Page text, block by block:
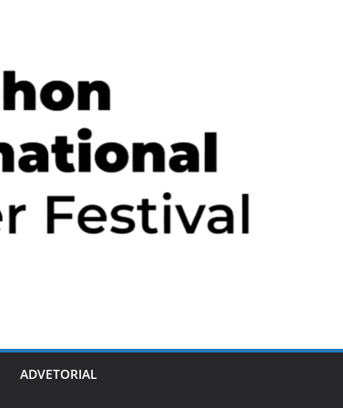
ADVETORIAL